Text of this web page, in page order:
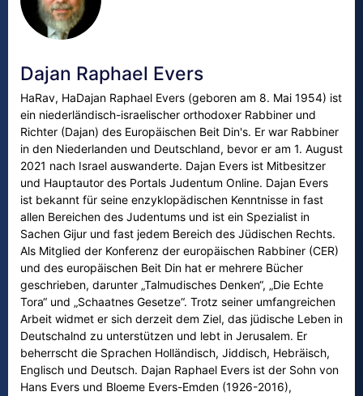
Dajan Raphael Evers
HaRav, HaDajan Raphael Evers (geboren am 8. Mai 1954) ist
ein niederländisch-israelischer orthodoxer Rabbiner und
Richter (Dajan) des Europäischen Beit Din's. Er war Rabbiner
in den Niederlanden und Deutschland, bevor er am 1. August
2021 nach Israel auswanderte. Dajan Evers ist Mitbesitzer
und Hauptautor des Portals Judentum Online. Dajan Evers
ist bekannt für seine enzyklopädischen Kenntnisse in fast
allen Bereichen des Judentums und ist ein Spezialist in
Sachen Gijur und fast jedem Bereich des Jüdischen Rechts.
Als Mitglied der Konferenz der europäischen Rabbiner (CER)
und des europäischen Beit Din hat er mehrere Bücher
geschrieben, darunter „Talmudisches Denken“, „Die Echte
Tora“ und „Schaatnes Gesetze“. Trotz seiner umfangreichen
Arbeit widmet er sich derzeit dem Ziel, das jüdische Leben in
Deutschalnd zu unterstützen und lebt in Jerusalem. Er
beherrscht die Sprachen Holländisch, Jiddisch, Hebräisch,
Englisch und Deutsch. Dajan Raphael Evers ist der Sohn von
Hans Evers und Bloeme Evers-Emden (1926-2016),